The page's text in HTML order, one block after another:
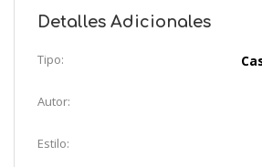
Detalles Adicionales
Tipo:
Autor:
Estilo: